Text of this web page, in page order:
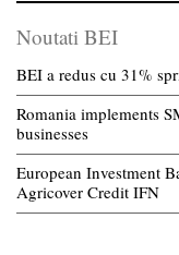
Noutati BEI
BEI a redus cu 31%
Romania implements
businesses
European Investment
Agricover Credit IFN